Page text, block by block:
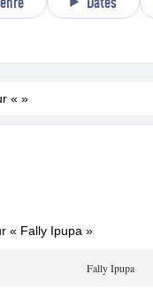
« »
« Fally Ipupa »
Fally Ipupa